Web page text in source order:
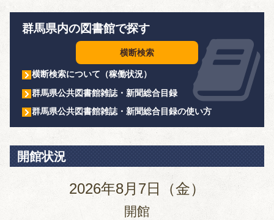
群馬県内の図書館で探す
横断検索
横断検索について（稼働状況）
群馬県公共図書館雑誌・新聞総合目録
群馬県公共図書館雑誌・新聞総合目録の使い方
開館状況
2026年8月7日（金）
開館